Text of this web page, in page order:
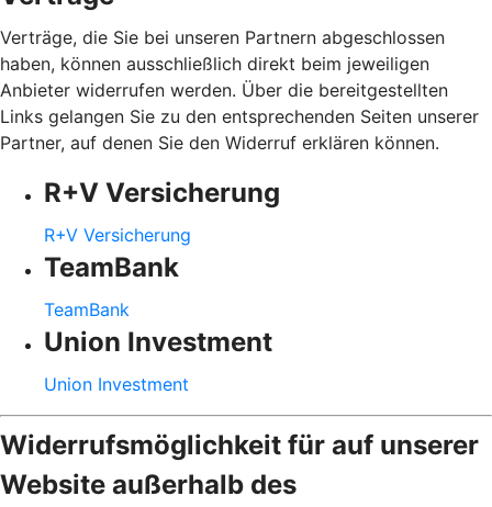
Verträge, die Sie bei unseren Partnern abgeschlossen
haben, können ausschließlich direkt beim jeweiligen
Anbieter widerrufen werden. Über die bereitgestellten
Links gelangen Sie zu den entsprechenden Seiten unserer
Partner, auf denen Sie den Widerruf erklären können.
R+V Versicherung
R+V Versicherung
TeamBank
TeamBank
Union Investment
Union Investment
Widerrufsmöglichkeit für auf unserer
Website außerhalb des